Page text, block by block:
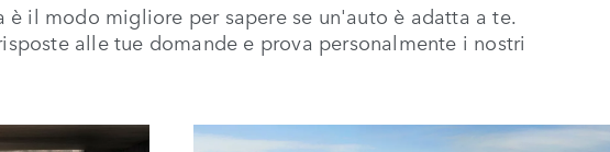
è il modo migliore per sapere se un'auto è adatta a te.
alle tue domande e prova personalmente i nostri